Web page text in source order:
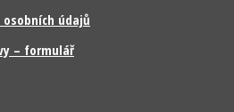
údajů
– formulář